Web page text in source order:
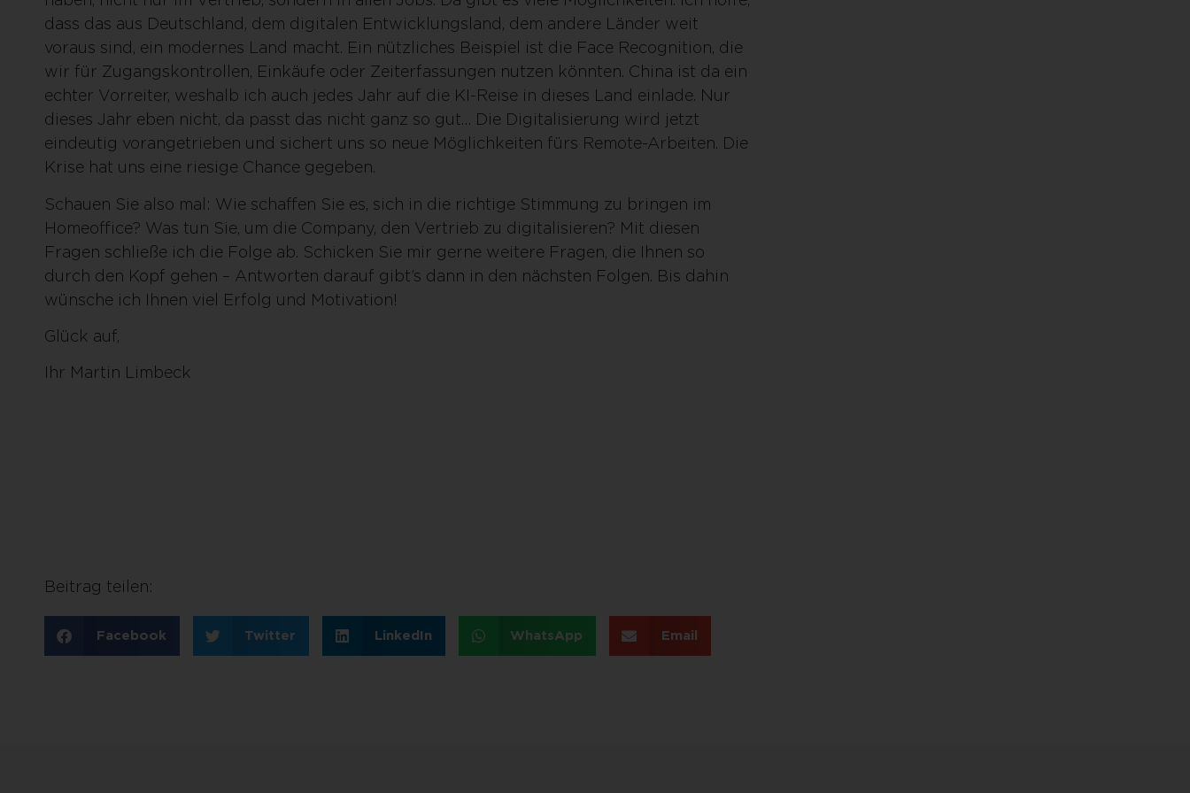
dass das aus Deutschland, dem digitalen Entwicklungsland, dem andere Länder weit
voraus sind, ein modernes Land macht. Ein nützliches Beispiel ist die Face Recognition, die
wir für Zugangskontrollen, Einkäufe oder Zeiterfassungen nutzen könnten. China ist da ein
echter Vorreiter, weshalb ich auch jedes Jahr auf die KI-Reise in dieses Land einlade. Nur
dieses Jahr eben nicht, da passt das nicht ganz so gut… Die Digitalisierung wird jetzt
eindeutig vorangetrieben und sichert uns so neue Möglichkeiten fürs Remote-Arbeiten. Die
Krise hat uns eine riesige Chance gegeben.
Schauen Sie also mal: Wie schaffen Sie es, sich in die richtige Stimmung zu bringen im
Homeoffice? Was tun Sie, um die Company, den Vertrieb zu digitalisieren? Mit diesen
Fragen schließe ich die Folge ab. Schicken Sie mir gerne weitere Fragen, die Ihnen so
durch den Kopf gehen – Antworten darauf gibt’s dann in den nächsten Folgen. Bis dahin
wünsche ich Ihnen viel Erfolg und Motivation!
Glück auf,
Ihr Martin Limbeck
Beitrag teilen:
Facebook Twitter LinkedIn WhatsApp Email